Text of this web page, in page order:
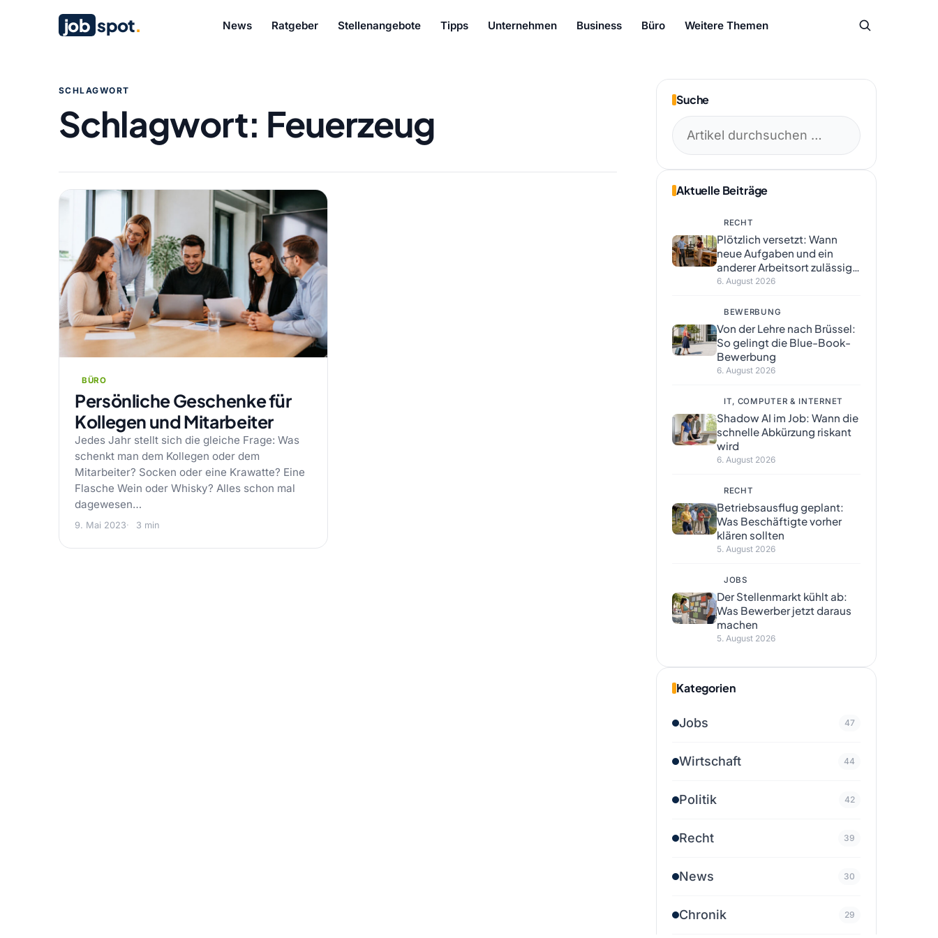
job spot. News Ratgeber Stellenangebote Tipps Unternehmen Business Büro Weitere Themen
SCHLAGWORT
Schlagwort: Feuerzeug
BÜRO
Persönliche Geschenke für
Kollegen und Mitarbeiter
Jedes Jahr stellt sich die gleiche Frage: Was
schenkt man dem Kollegen oder dem
Mitarbeiter? Socken oder eine Krawatte? Eine
Flasche Wein oder Whisky? Alles schon mal
dagewesen…
9. Mai 2023 3 min
Suche
Aktuelle Beiträge
RECHT
Plötzlich versetzt: Wann
neue Aufgaben und ein
anderer Arbeitsort zulässig
sind
6. August 2026
BEWERBUNG
Von der Lehre nach Brüssel:
So gelingt die Blue-Book-
Bewerbung
6. August 2026
IT, COMPUTER & INTERNET
Shadow AI im Job: Wann die
schnelle Abkürzung riskant
wird
6. August 2026
RECHT
Betriebsausflug geplant:
Was Beschäftigte vorher
klären sollten
5. August 2026
JOBS
Der Stellenmarkt kühlt ab:
Was Bewerber jetzt daraus
machen
5. August 2026
Kategorien
Jobs 47
Wirtschaft 44
Politik 42
Recht 39
News 30
Chronik 29